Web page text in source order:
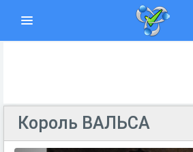
Король ВАЛЬСА